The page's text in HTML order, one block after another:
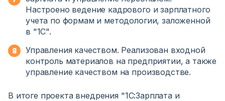
Настроено ведение кадрового и зарплатного
учета по формам и методологии, заложенной
в "1С".
Управления качеством. Реализован входной
контроль материалов на предприятии, а также
управление качеством на производстве.
В итоге проекта внедрения "1С:Зарплата и